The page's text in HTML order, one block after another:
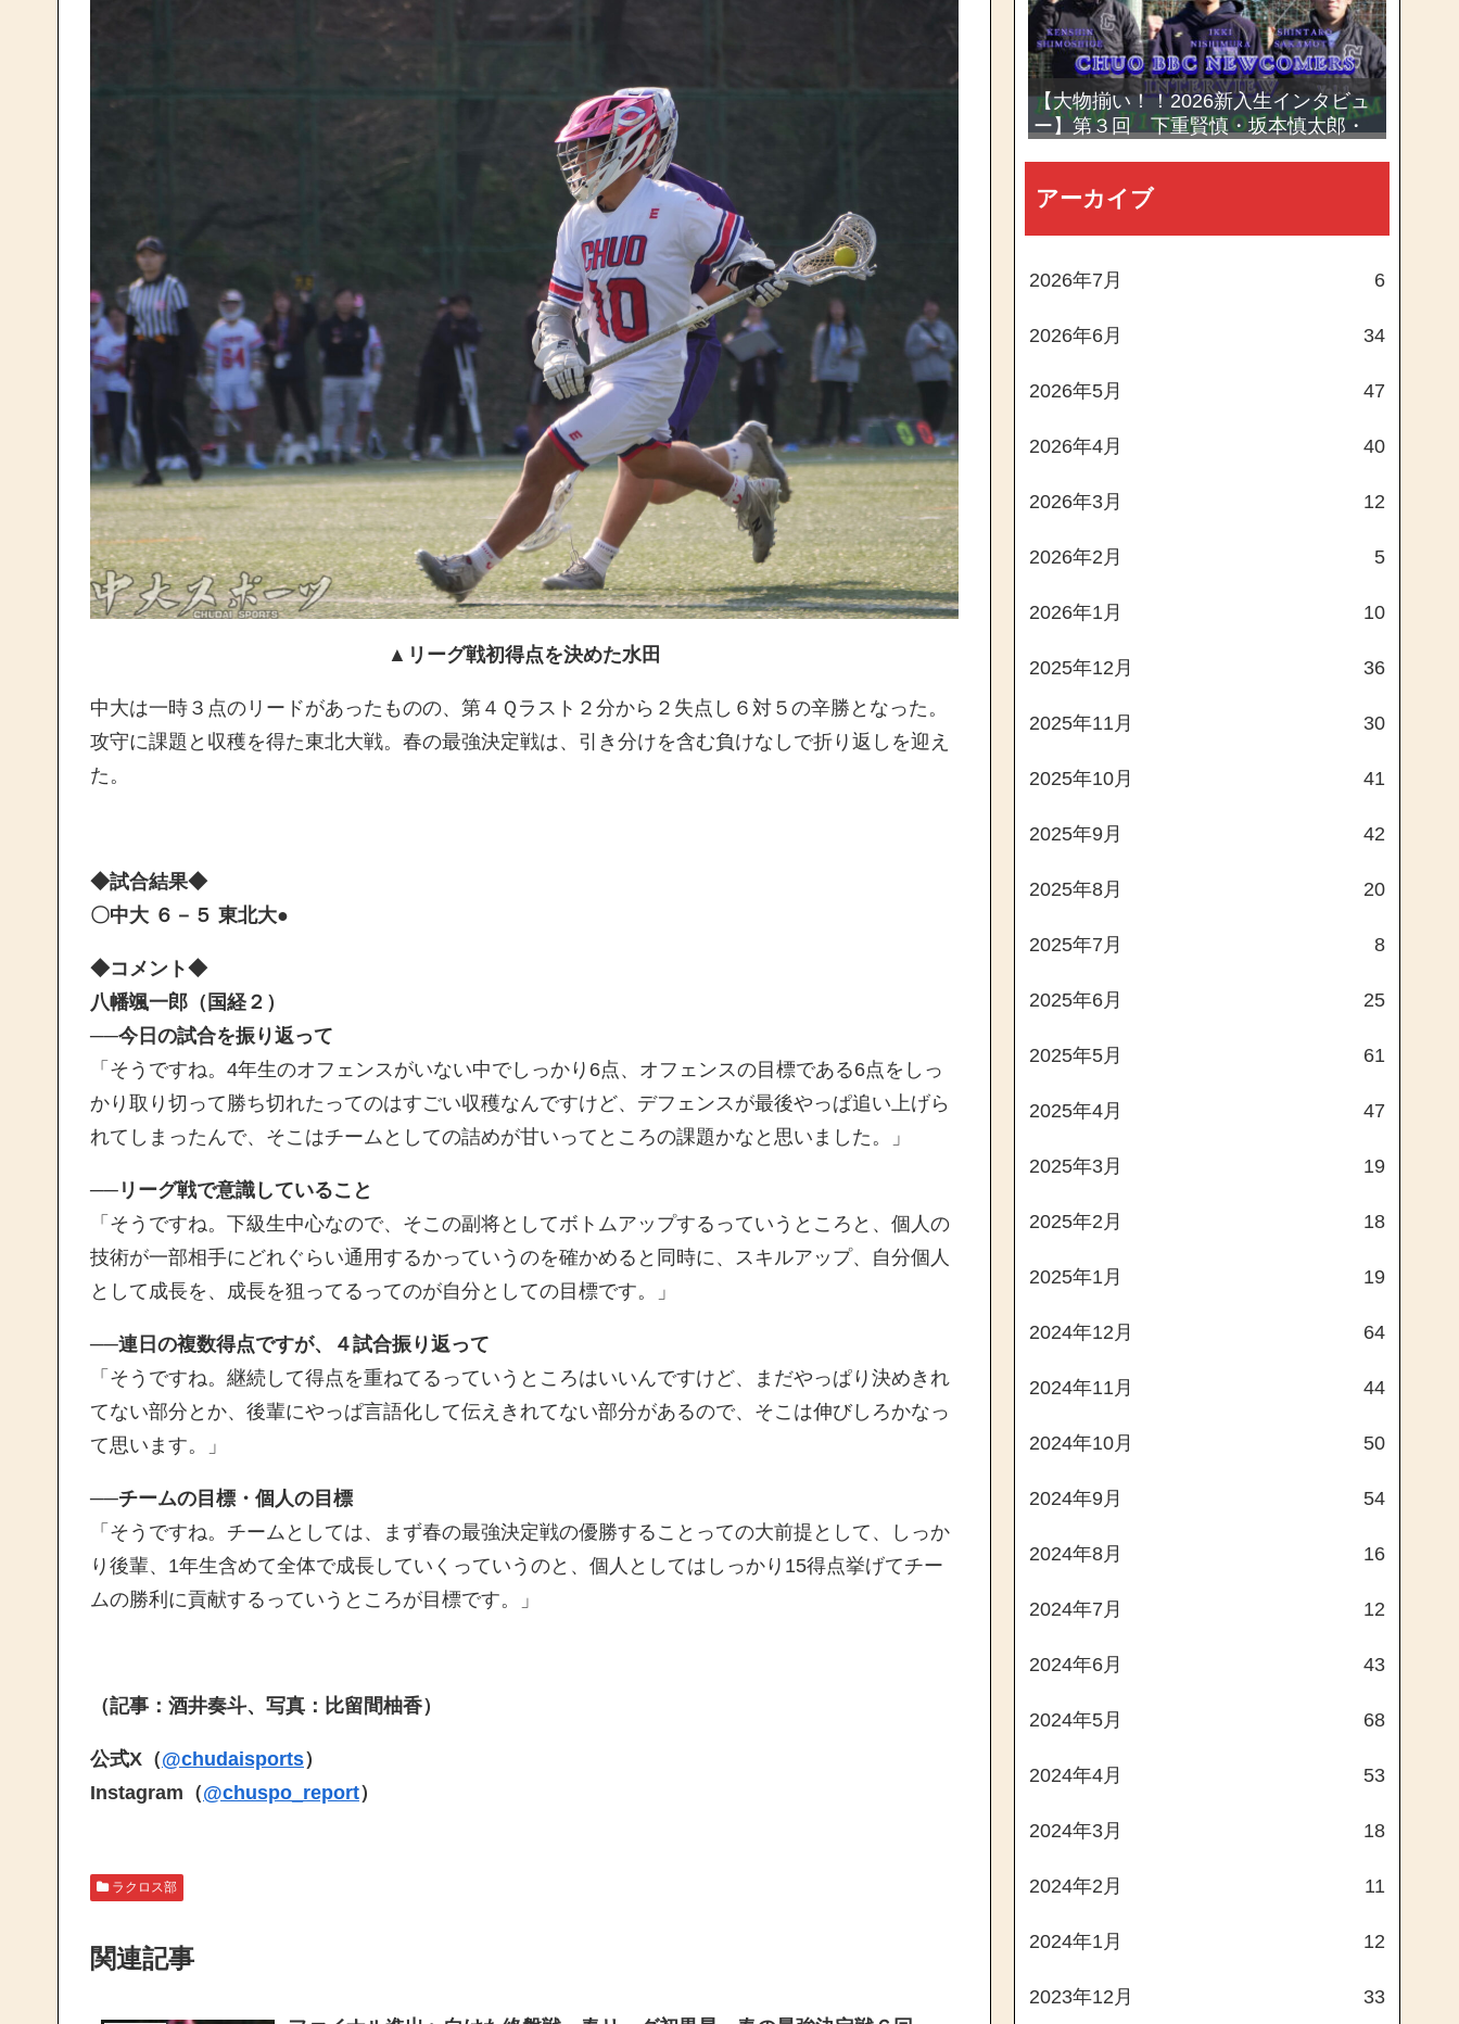
▲リーグ戦初得点を決めた水田
中大は一時３点のリードがあったものの、第４Ｑラスト２分から２失点し６対５の辛勝となった。
攻守に課題と収穫を得た東北大戦。春の最強決定戦は、引き分けを含む負けなしで折り返しを迎え
た。
◆試合結果◆
〇中大 ６－５ 東北大●
◆コメント◆
八幡颯一郎（国経２）
──今日の試合を振り返って
「そうですね。4年生のオフェンスがいない中でしっかり6点、オフェンスの目標である6点をしっ
かり取り切って勝ち切れたってのはすごい収穫なんですけど、デフェンスが最後やっぱ追い上げら
れてしまったんで、そこはチームとしての詰めが甘いってところの課題かなと思いました。」
──リーグ戦で意識していること
「そうですね。下級生中心なので、そこの副将としてボトムアップするっていうところと、個人の
技術が一部相手にどれぐらい通用するかっていうのを確かめると同時に、スキルアップ、自分個人
として成長を、成長を狙ってるってのが自分としての目標です。」
──連日の複数得点ですが、４試合振り返って
「そうですね。継続して得点を重ねてるっていうところはいいんですけど、まだやっぱり決めきれ
てない部分とか、後輩にやっぱ言語化して伝えきれてない部分があるので、そこは伸びしろかなっ
て思います。」
──チームの目標・個人の目標
「そうですね。チームとしては、まず春の最強決定戦の優勝することっての大前提として、しっか
り後輩、1年生含めて全体で成長していくっていうのと、個人としてはしっかり15得点挙げてチー
ムの勝利に貢献するっていうところが目標です。」
（記事：酒井奏斗、写真：比留間柚香）
公式X（@chudaisports）
Instagram（@chuspo_report）
ラクロス部
関連記事
【大物揃い！！2026新入生インタビュ
ー】第３回 下重賢慎・坂本慎太郎・
アーカイブ
2026年7月 6
2026年6月 34
2026年5月 47
2026年4月 40
2026年3月 12
2026年2月 5
2026年1月 10
2025年12月 36
2025年11月 30
2025年10月 41
2025年9月 42
2025年8月 20
2025年7月 8
2025年6月 25
2025年5月 61
2025年4月 47
2025年3月 19
2025年2月 18
2025年1月 19
2024年12月 64
2024年11月 44
2024年10月 50
2024年9月 54
2024年8月 16
2024年7月 12
2024年6月 43
2024年5月 68
2024年4月 53
2024年3月 18
2024年2月 11
2024年1月 12
2023年12月 33